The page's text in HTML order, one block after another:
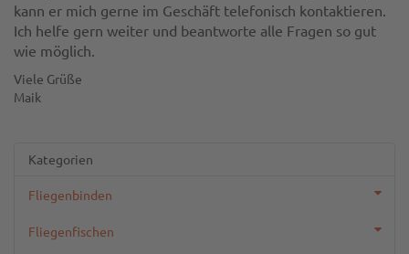
kann er mich gerne im Geschäft telefonisch kontaktieren.
Ich helfe gern weiter und beantworte alle Fragen so gut
wie möglich.
Viele Grüße
Maik
Kategorien
Fliegenbinden
Fliegenfischen